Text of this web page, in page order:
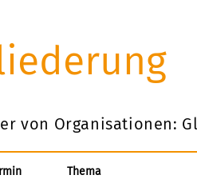
von Organisationen:
Thema